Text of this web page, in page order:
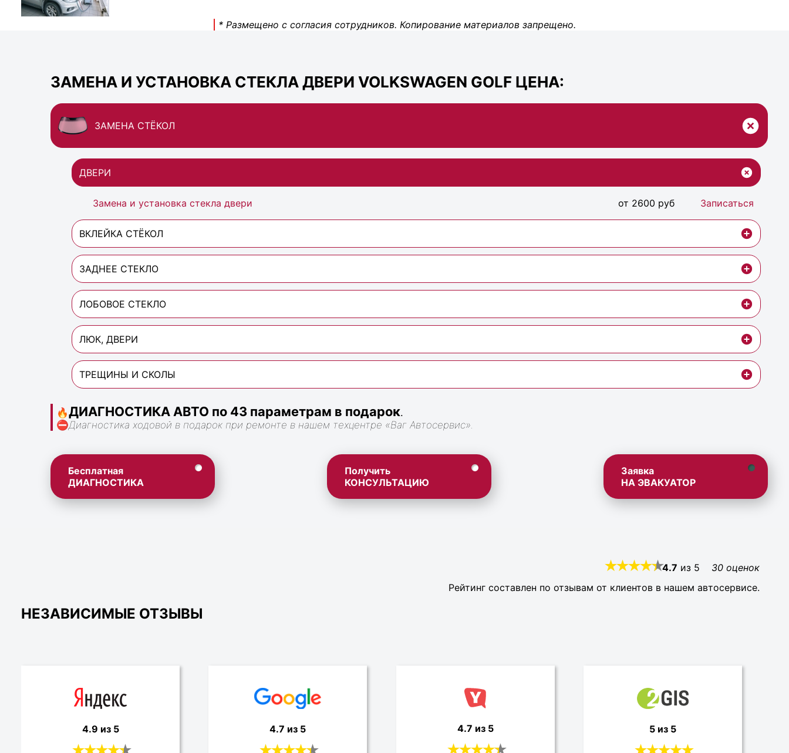
* Размещено с согласия сотрудников. Копирование материалов запрещено.
ЗАМЕНА И УСТАНОВКА СТЕКЛА ДВЕРИ VOLKSWAGEN GOLF ЦЕНА:
ЗАМЕНА СТЁКОЛ
ДВЕРИ
Замена и установка стекла двери от 2600 руб Записаться
ВКЛЕЙКА СТЁКОЛ
ЗАДНЕЕ СТЕКЛО
ЛОБОВОЕ СТЕКЛО
ЛЮК, ДВЕРИ
ТРЕЩИНЫ И СКОЛЫ
🔥ДИАГНОСТИКА АВТО по 43 параметрам в подарок.
⛔Диагностика ходовой в подарок при ремонте в нашем техцентре «Ваг Автосервис».
Бесплатная
ДИАГНОСТИКА
Получить
КОНСУЛЬТАЦИЮ
Заявка
НА ЭВАКУАТОР
4.7 из 5 30 оценок
Рейтинг составлен по отзывам от клиентов в нашем автосервисе.
НЕЗАВИСИМЫЕ ОТЗЫВЫ
4.9 из 5 4.7 из 5 4.7 из 5 5 из 5